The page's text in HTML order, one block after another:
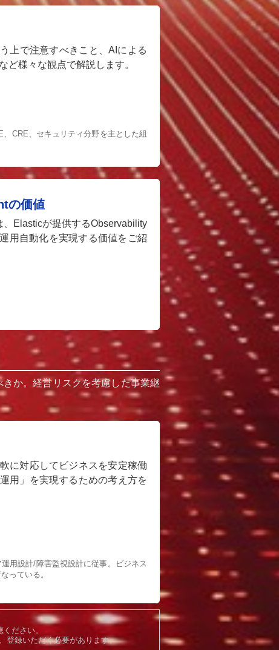
上で注意すべきこと、AIによる
様々な観点で解説します。
CRE、セキュリティ分野を主とした組
の価値
Elasticが提供するObservability
用自動化を実現する価値をご紹
か。経営リスクを考慮した事業継
に対応してビジネスを安定稼働
用」を実現するための考え方を
用設計/障害監視設計に従事。ビジネス
っている。
ださい。
登録いただく必要があります。